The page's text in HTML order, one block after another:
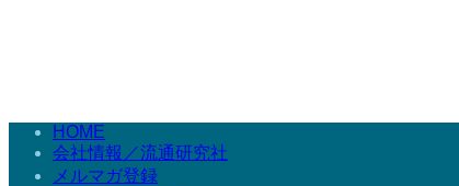
HOME
会社情報／流通研究社
メルマガ登録